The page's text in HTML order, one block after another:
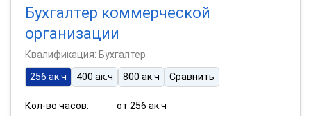
Бухгалтер коммерческой
организации
Квалификация: Бухгалтер
256 ак.ч
400 ак.ч 800 ак.ч Сравнить
Кол-во часов:
от 256 ак.ч